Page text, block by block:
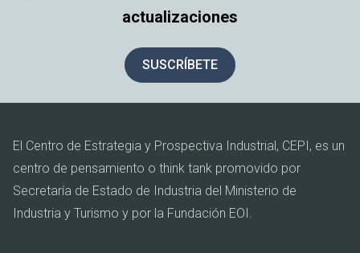
actualizaciones
SUSCRÍBETE
El Centro de Estrategia y Prospectiva Industrial, CEPI, es un
centro de pensamiento o think tank promovido por
Secretaría de Estado de Industria del Ministerio de
Industria y Turismo y por la Fundación EOI.